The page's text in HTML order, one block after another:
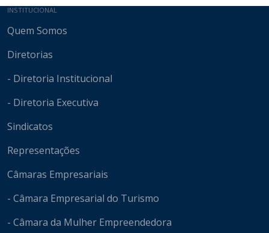
Mapa do site
INSTITUCIONAL
Quem Somos
Diretorias
- Diretoria Institucional
- Diretoria Executiva
Sindicatos
Representações
Câmaras Empresariais
- Câmara Empresarial do Turismo
- Câmara da Mulher Empreendedora